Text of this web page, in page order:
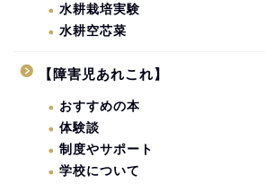
水耕栽培実験
水耕空芯菜
【障害児あれこれ】
おすすめの本
体験談
制度やサポート
学校について